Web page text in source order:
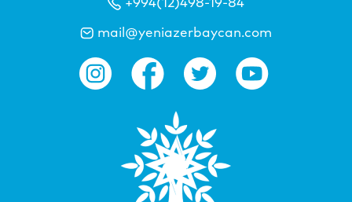
mail@yeniazerbaycan.com